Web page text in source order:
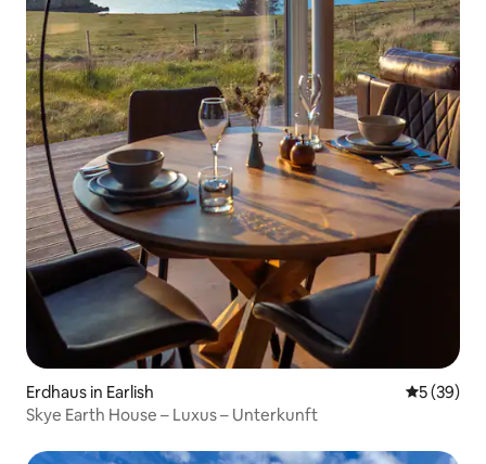
Erdhaus in Earlish
5 (39)
Skye Earth House – Luxus – Unterkunft